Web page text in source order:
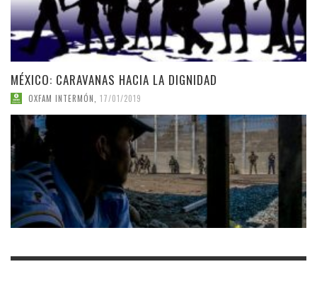
MÉXICO: CARAVANAS HACIA LA DIGNIDAD
OXFAM INTERMÓN 17/01/2019